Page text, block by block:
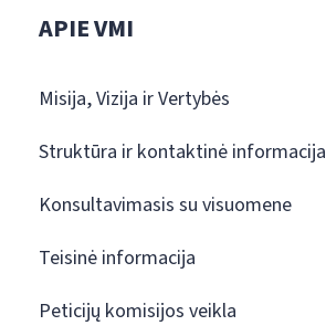
APIE VMI
Misija, Vizija ir Vertybės
Struktūra ir kontaktinė informacija
Konsultavimasis su visuomene
Teisinė informacija
Peticijų komisijos veikla